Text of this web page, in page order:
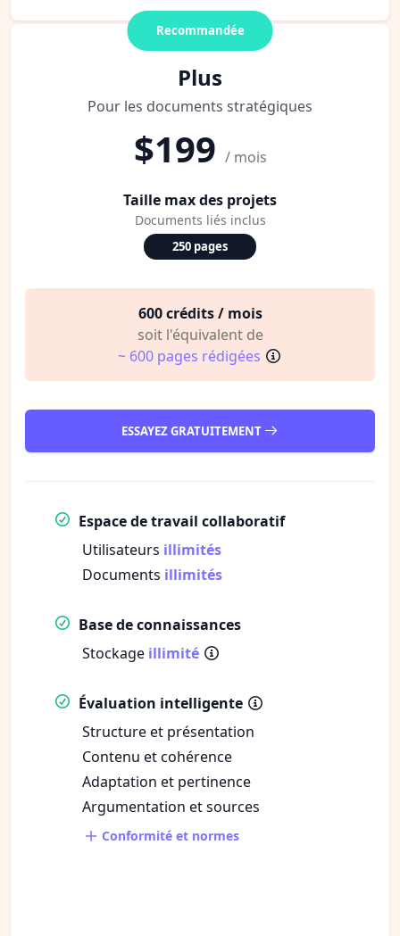
Recommandée
Plus
Pour les documents stratégiques
$199 / mois
Taille max des projets
Documents liés inclus
250 pages
600 crédits / mois
soit l'équivalent de
~ 600 pages rédigées
ESSAYEZ GRATUITEMENT
Espace de travail collaboratif
Utilisateurs illimités
Documents illimités
Base de connaissances
Stockage illimité
Évaluation intelligente
Structure et présentation
Contenu et cohérence
Adaptation et pertinence
Argumentation et sources
Conformité et normes